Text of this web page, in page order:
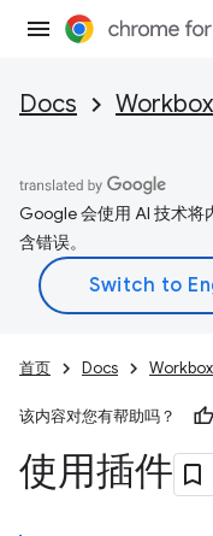
Docs Workbox
Google 会使用 AI 技术将
含错误。
首页 Docs Workbox
该内容对您有帮助吗？
使用插件